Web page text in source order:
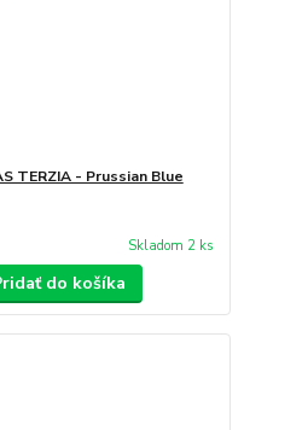
TERZIA - Prussian Blue
Skladom 2 ks
do košíka